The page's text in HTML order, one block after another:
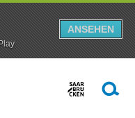
ANSEHEN